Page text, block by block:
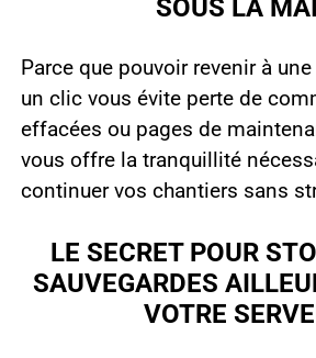
SOUS LA
Parce que pouvoir revenir à
un clic vous évite perte de
effacées ou pages de
vous offre la tranquillité
continuer vos chantiers sans
LE SECRET POUR
SAUVEGARDES
VOTRE